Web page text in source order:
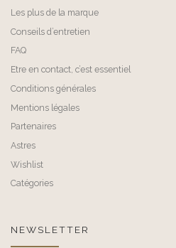
Les plus de la marque
Conseils d’entretien
FAQ
Etre en contact, c’est essentiel
Conditions générales
Mentions légales
Partenaires
Astres
Wishlist
Catégories
NEWSLETTER